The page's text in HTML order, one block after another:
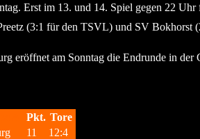
Erst im 13. und 14. Spiel gegen 22
(3:1 für den TSVL) und SV Bokhorst
eröffnet am Sonntag die Endrunde in der
Pkt. Tore
11
12:4